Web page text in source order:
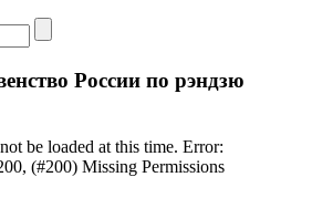
России по рэндзю
be loaded at this time. Error:
(#200) Missing Permissions